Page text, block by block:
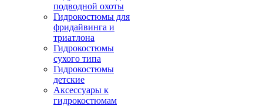
подводной охоты
Гидрокостюмы для
фридайвинга и
триатлона
Гидрокостюмы
сухого типа
Гидрокостюмы
детские
Аксессуары к
гидрокостюмам